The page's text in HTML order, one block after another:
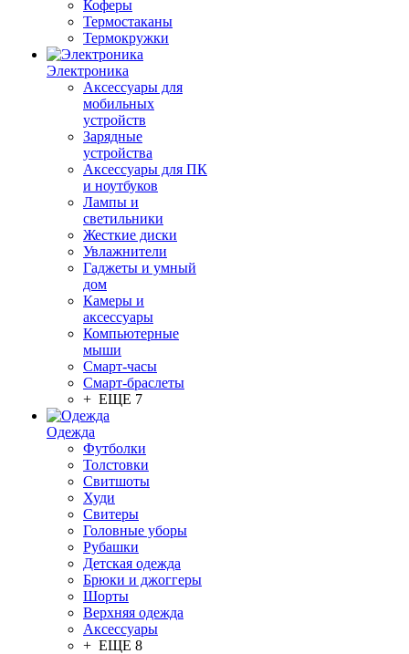
Коферы
Термостаканы
Термокружки
Электроника
Аксессуары для
мобильных
устройств
Зарядные
устройства
Аксессуары для ПК
и ноутбуков
Лампы и
светильники
Жесткие диски
Увлажнители
Гаджеты и умный
дом
Камеры и
аксессуары
Компьютерные
мыши
Смарт-часы
Смарт-браслеты
+ ЕЩЕ 7
Одежда
Футболки
Толстовки
Свитшоты
Худи
Свитеры
Головные уборы
Рубашки
Детская одежда
Брюки и джоггеры
Шорты
Верхняя одежда
Аксессуары
+ ЕЩЕ 8